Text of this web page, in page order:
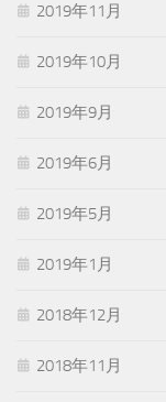
2019年11月
2019年10月
2019年9月
2019年6月
2019年5月
2019年1月
2018年12月
2018年11月